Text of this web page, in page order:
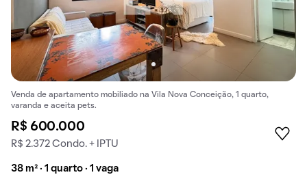
Venda de apartamento mobiliado na Vila Nova Conceição, 1 quarto,
varanda e aceita pets.
R$ 600.000
R$ 2.372 Condo. + IPTU
38 m² · 1 quarto · 1 vaga